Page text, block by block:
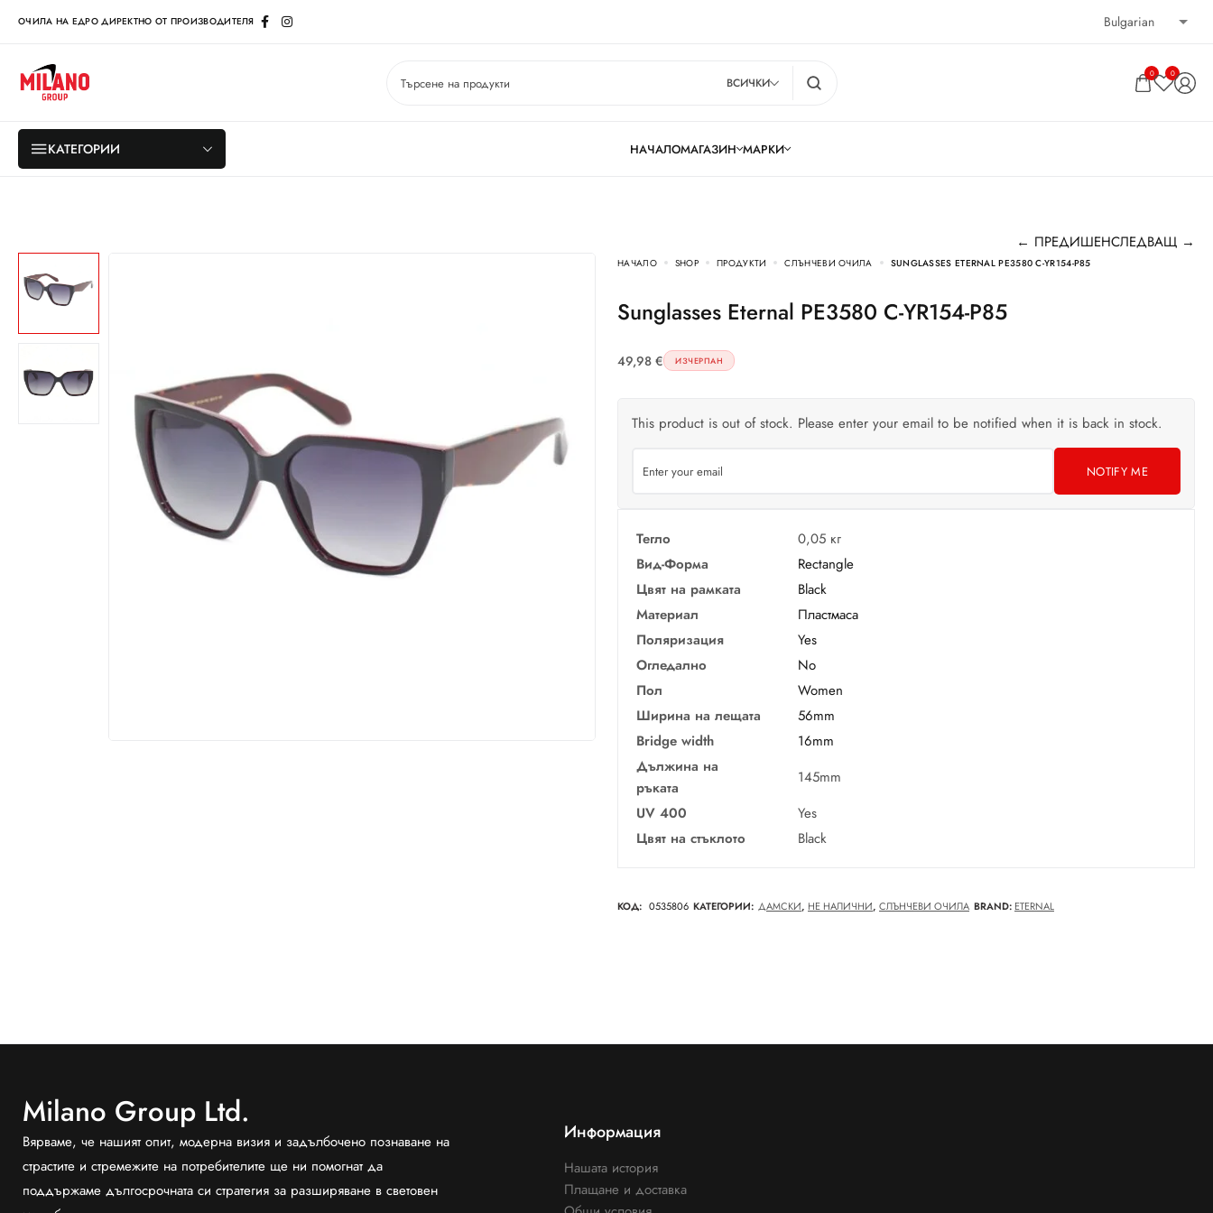
ОЧИЛА НА ЕДРО ДИРЕКТНО ОТ ПРОИЗВОДИТЕЛЯ
ВСИЧКИ
0 0
КАТЕГОРИИ НАЧАЛОМАГАЗИН МАРКИ
← ПРЕДИШЕНСЛЕДВАЩ →
НАЧАЛО SHOP ПРОДУКТИ СЛЪНЧЕВИ ОЧИЛА SUNGLASSES ETERNAL PE3580 C-YR154-P85
Sunglasses Eternal PE3580 C-YR154-P85
49,98 € ИЗЧЕРПАН
This product is out of stock. Please enter your email to be notified when it is back in stock.
NOTIFY ME
Тегло
0,05 кг
Вид-Форма
Rectangle
Цвят на рамката
Black
Материал
Пластмаса
Поляризация
Yes
Огледално
No
Пол
Women
Ширина на лещата
56mm
Bridge width
16mm
Дължина на
ръката
145mm
UV 400
Yes
Цвят на стъклото
Black
КОД: 0535806 КАТЕГОРИИ: ДАМСКИ, НЕ НАЛИЧНИ, СЛЪНЧЕВИ ОЧИЛА BRAND: ETERNAL
Milano Group Ltd.
Вярваме, че нашият опит, модерна визия и задълбочено познаване на
страстите и стремежите на потребителите ще ни помогнат да
поддържаме дългосрочната си стратегия за разширяване в световен
Информация
Нашата история
Плащане и доставка